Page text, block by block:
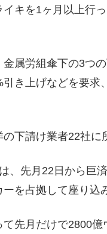
キを1ヶ月以上行
属労組傘下の3つ
き上げなどを要求
下請け業者22社に
、先月22日から巨
を占拠して座り込
先月だけで2800